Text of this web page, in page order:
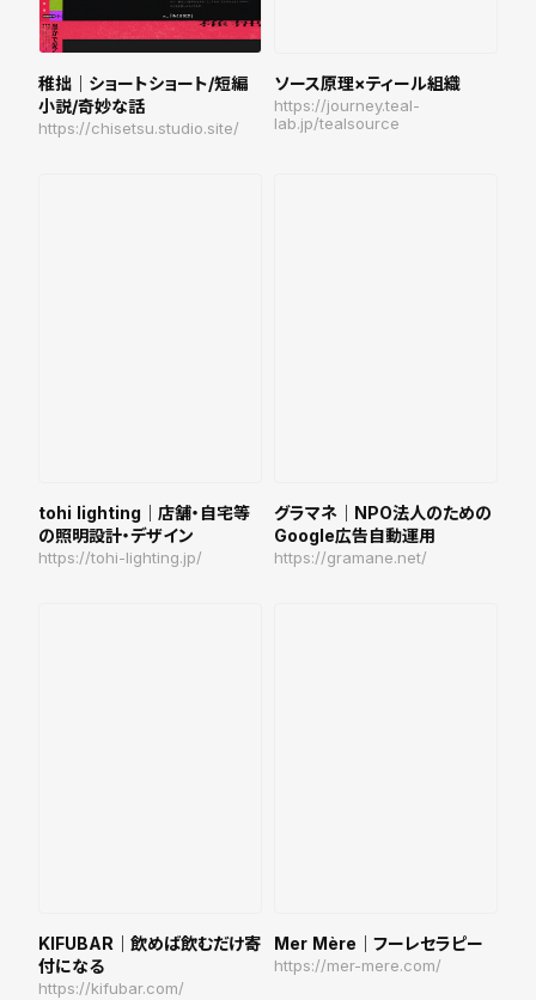
稚拙｜ショートショート/短編
小説/奇妙な話
https://chisetsu.studio.site/
ソース原理×ティール組織
https://journey.teal-
lab.jp/tealsource
tohi lighting｜店舗・自宅等
の照明設計・デザイン
https://tohi-lighting.jp/
グラマネ｜NPO法人のための
Google広告自動運用
https://gramane.net/
KIFUBAR｜飲めば飲むだけ寄
付になる
https://kifubar.com/
Mer Mère｜フーレセラピー
https://mer-mere.com/